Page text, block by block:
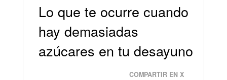
Lo que te ocurre cuando
hay demasiadas
azúcares en tu desayuno
COMPARTIR EN X